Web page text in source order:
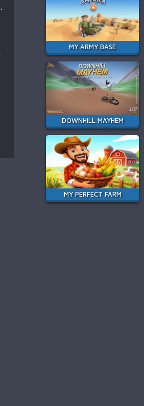
MY ARMY BASE
DOWNHILL MAYHEM
MY PERFECT FARM